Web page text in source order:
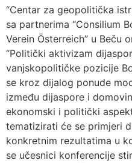
“Centar za geopolitička
sa partnerima “Consilium
Verein Österreich” u Beču
“Politički aktivizam
vanjskopolitičke pozicije
se kroz dijalog ponude
između dijaspore i
ekonomski i politički
tematizirati će se primjeri
konkretnim rezultatima u
se učesnici konferencije